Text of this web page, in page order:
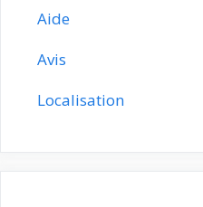
Aide
Avis
Localisation